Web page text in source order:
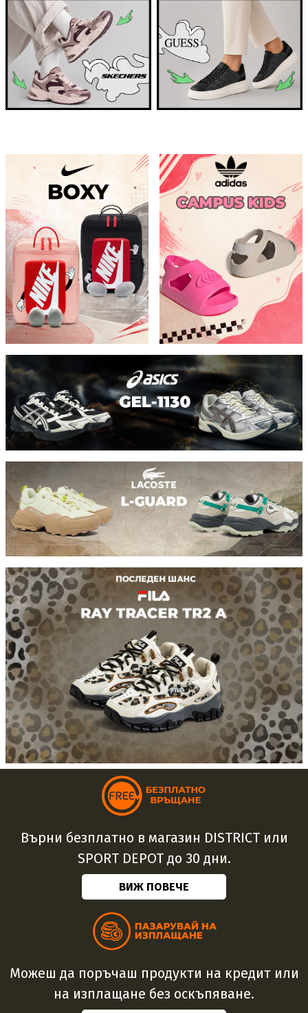
Върни безплатно в магазин DISTRICT или
SPORT DEPOT до 30 дни.
ВИЖ ПОВЕЧЕ
Можеш да поръчаш продукти на кредит или
на изплащане без оскъпяване.